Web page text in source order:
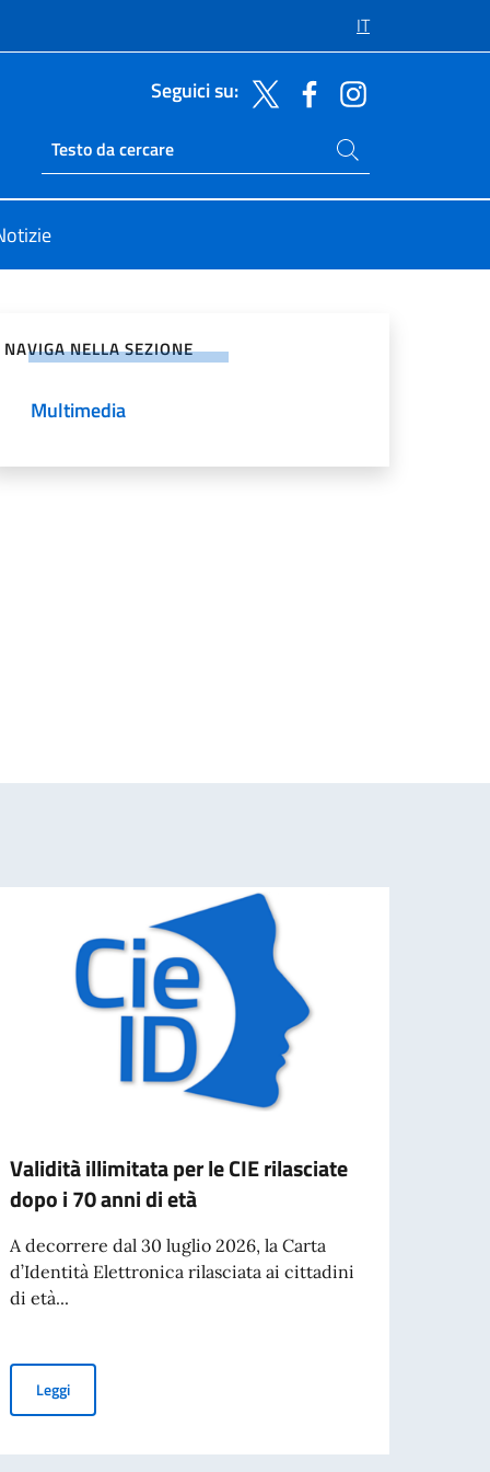
IT
Seguici su:
Ricerca sito live
Cerca nel sito
NAVIGA NELLA SEZIONE
Multimedia
Validità illimitata per le CIE rilasciate
dopo i 70 anni di età
A decorrere dal 30 luglio 2026, la Carta
d’Identità Elettronica rilasciata ai cittadini
di età...
LeggiValidità illimitata per le CIE rilasciate dopo i 70 anni di età